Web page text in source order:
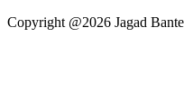
Copyright @2026 Jagad